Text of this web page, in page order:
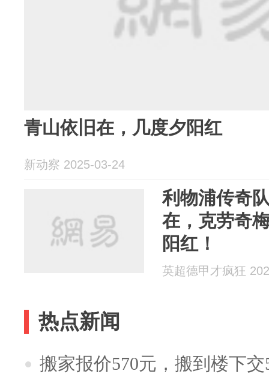
青山依旧在，几度夕阳红
新动察 2025-03-24
利物浦传奇
在，克劳奇
阳红！
英超德甲才疯狂
热点新闻
搬家报价570元，搬到楼下